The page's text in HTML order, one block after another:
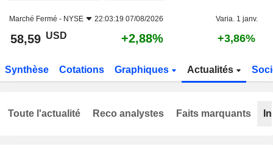
Marché Fermé - NYSE 22:03:19 07/08/2026 Varia. 1 janv.
58,59 USD +2,88% +3,86%
Synthèse Cotations Graphiques Actualités
Toute l'actualité Reco analystes Faits marquants